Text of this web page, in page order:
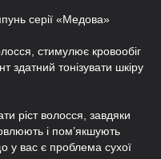
серії «Медова»
стимулює кровообіг
здатний тонізувати шкіру
ріст волосся, завдяки
і пом’якшують
у вас є проблема сухої